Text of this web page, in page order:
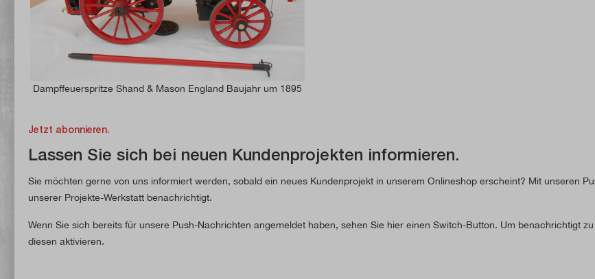
Dampffeuerspritze Shand & Mason England Baujahr um 1895
Jetzt abonnieren.
Lassen Sie sich bei neuen Kundenprojekten informieren.
Sie möchten gerne von uns informiert werden, sobald ein neues Kundenprojekt in unserem Onlineshop erscheint? Mit unseren
unserer Projekte-Werkstatt benachrichtigt.
Wenn Sie sich bereits für unsere Push-Nachrichten angemeldet haben, sehen Sie hier einen Switch-Button. Um benachrichtigt
diesen aktivieren.